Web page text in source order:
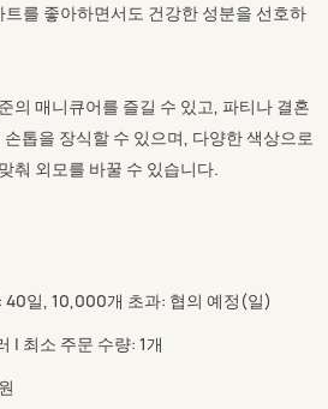
를 좋아하면서도 건강한 성분을 선호하
의 매니큐어를 즐길 수 있고, 파티나 결혼
톱을 장식할 수 있으며, 다양한 색상으로
춰 외모를 바꿀 수 있습니다.
일, 10,000개 초과: 협의 예정(일)
| 최소 주문 수량: 1개